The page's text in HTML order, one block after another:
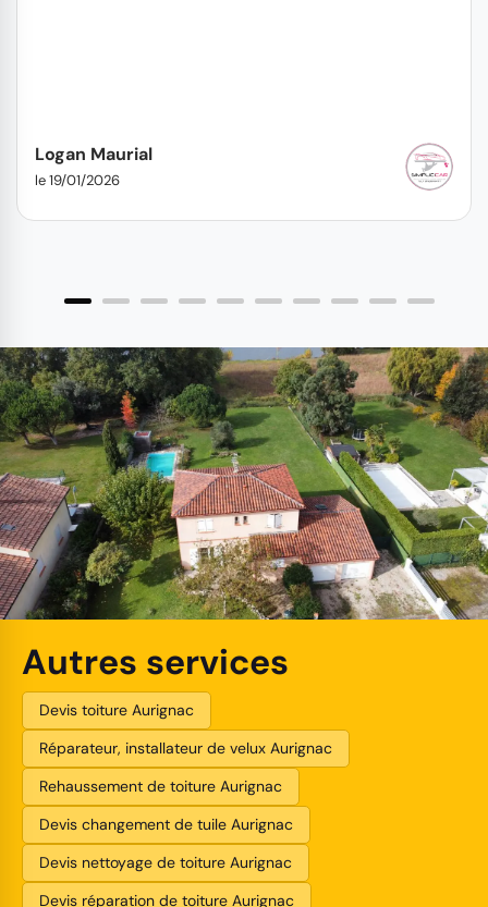
Logan Maurial
le 19/01/2026
Autres services
Devis toiture Aurignac
Réparateur, installateur de velux Aurignac
Rehaussement de toiture Aurignac
Devis changement de tuile Aurignac
Devis nettoyage de toiture Aurignac
Devis réparation de toiture Aurignac